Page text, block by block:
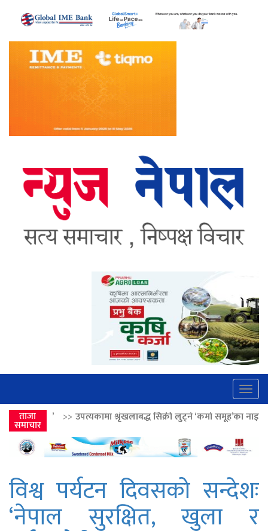
ताजा
समाचार
श्रृंखलाबद्ध सिक्री लुट्ने ‘कर्मा समूह’का नाइकेसहित पाँच पक्राउ >>
विश्व पर्यटन दिवसको सन्देशः
‘नेपाल सुरक्षित, खुला र